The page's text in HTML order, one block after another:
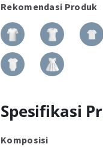
Rekomendasi Produk
Spesifikasi
Komposisi